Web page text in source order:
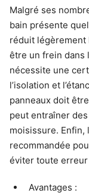
Malgré ses
bain présente
réduit légèrement
être un frein dans
nécessite une
l’isolation et
panneaux doit
peut entraîner
moisissure. Enfin,
recommandée
éviter toute erreur
Avantages :